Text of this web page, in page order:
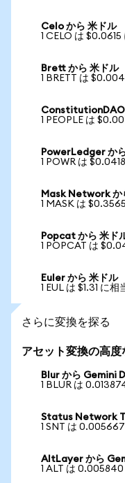
Celo から 米ドル
1 CELO は $0.0615
Brett から 米ドル
1 BRETT は
ConstitutionDAO
1 PEOPLE は
PowerLedger か
1 POWR は
Mask Network か
1 MASK は
Popcat から 米ド
1 POPCAT は
Euler から 米ドル
1 EUL は $1.31 に相
さらに変換を探る
アセット変換の高度
Blur から Gemini
1 BLUR は
Status Network
1 SNT は
AltLayer から
1 ALT は 0.005840